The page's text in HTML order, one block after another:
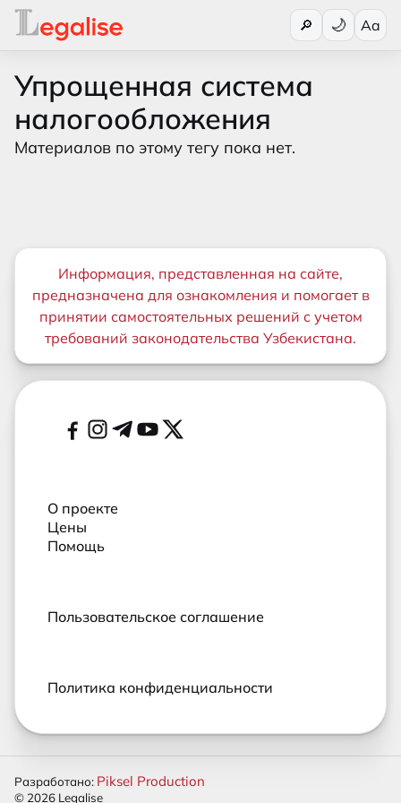
🔎 Aa
Упрощенная система
налогообложения
Материалов по этому тегу пока нет.
Важная информация
Информация, представленная на сайте,
предназначена для ознакомления и помогает в
принятии самостоятельных решений с учетом
требований законодательства Узбекистана.
Дополнительные ссылки
Социальные сети
О проекте
Цены
Помощь
Пользовательское соглашение
Политика конфиденциальности
Разработано: Piksel Production
© 2026 Legalise